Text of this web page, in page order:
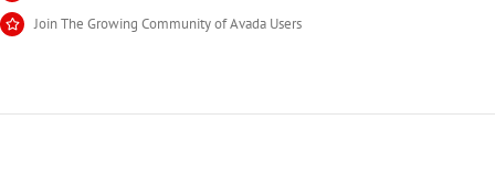
Join The Growing Community of Avada Users